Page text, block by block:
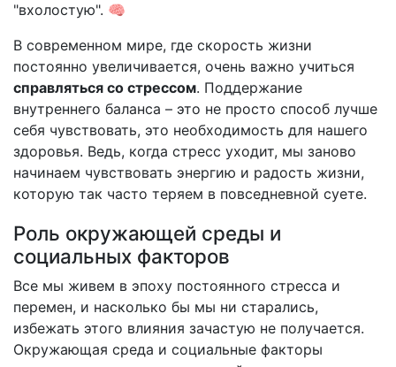
"вхолостую". 🧠
В современном мире, где скорость жизни
постоянно увеличивается, очень важно учиться
справляться со стрессом. Поддержание
внутреннего баланса – это не просто способ лучше
себя чувствовать, это необходимость для нашего
здоровья. Ведь, когда стресс уходит, мы заново
начинаем чувствовать энергию и радость жизни,
которую так часто теряем в повседневной суете.
Роль окружающей среды и
социальных факторов
Все мы живем в эпоху постоянного стресса и
перемен, и насколько бы мы ни старались,
избежать этого влияния зачастую не получается.
Окружающая среда и социальные факторы